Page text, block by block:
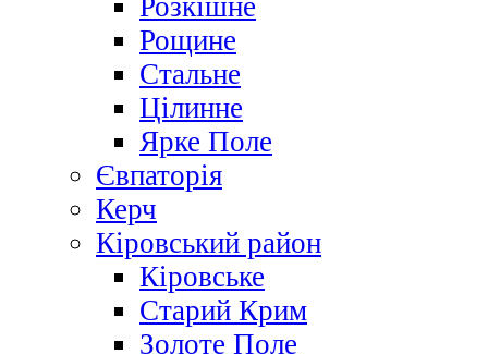
Розкішне
Рощине
Стальне
Цілинне
Ярке Поле
Євпаторія
Керч
Кіровський район
Кіровське
Старий Крим
Золоте Поле